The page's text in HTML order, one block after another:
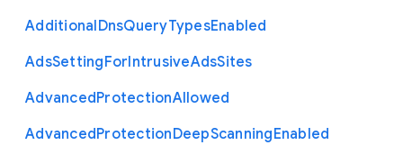
AdditionalDnsQueryTypesEnabled
AdsSettingForIntrusiveAdsSites
AdvancedProtectionAllowed
AdvancedProtectionDeepScanningEnabled